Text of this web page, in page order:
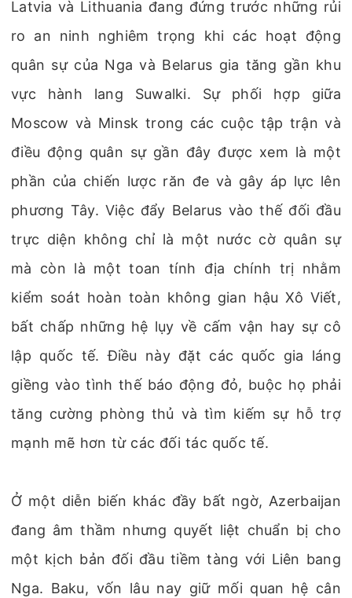
Latvia và Lithuania đang đứng trước những rủi
ro an ninh nghiêm trọng khi các hoạt động
quân sự của Nga và Belarus gia tăng gần khu
vực hành lang Suwalki. Sự phối hợp giữa
Moscow và Minsk trong các cuộc tập trận và
điều động quân sự gần đây được xem là một
phần của chiến lược răn đe và gây áp lực lên
phương Tây. Việc đẩy Belarus vào thế đối đầu
trực diện không chỉ là một nước cờ quân sự
mà còn là một toan tính địa chính trị nhằm
kiểm soát hoàn toàn không gian hậu Xô Viết,
bất chấp những hệ lụy về cấm vận hay sự cô
lập quốc tế. Điều này đặt các quốc gia láng
giềng vào tình thế báo động đỏ, buộc họ phải
tăng cường phòng thủ và tìm kiếm sự hỗ trợ
mạnh mẽ hơn từ các đối tác quốc tế.
Ở một diễn biến khác đầy bất ngờ, Azerbaijan
đang âm thầm nhưng quyết liệt chuẩn bị cho
một kịch bản đối đầu tiềm tàng với Liên bang
Nga. Baku, vốn lâu nay giữ mối quan hệ cân